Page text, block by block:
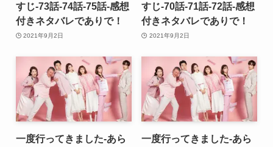
すじ-73話-74話-75話-感想
付きネタバレでありで！
2021年9月2日
すじ-70話-71話-72話-感想
付きネタバレでありで！
2021年9月2日
一度行ってきました-あら
一度行ってきました-あら